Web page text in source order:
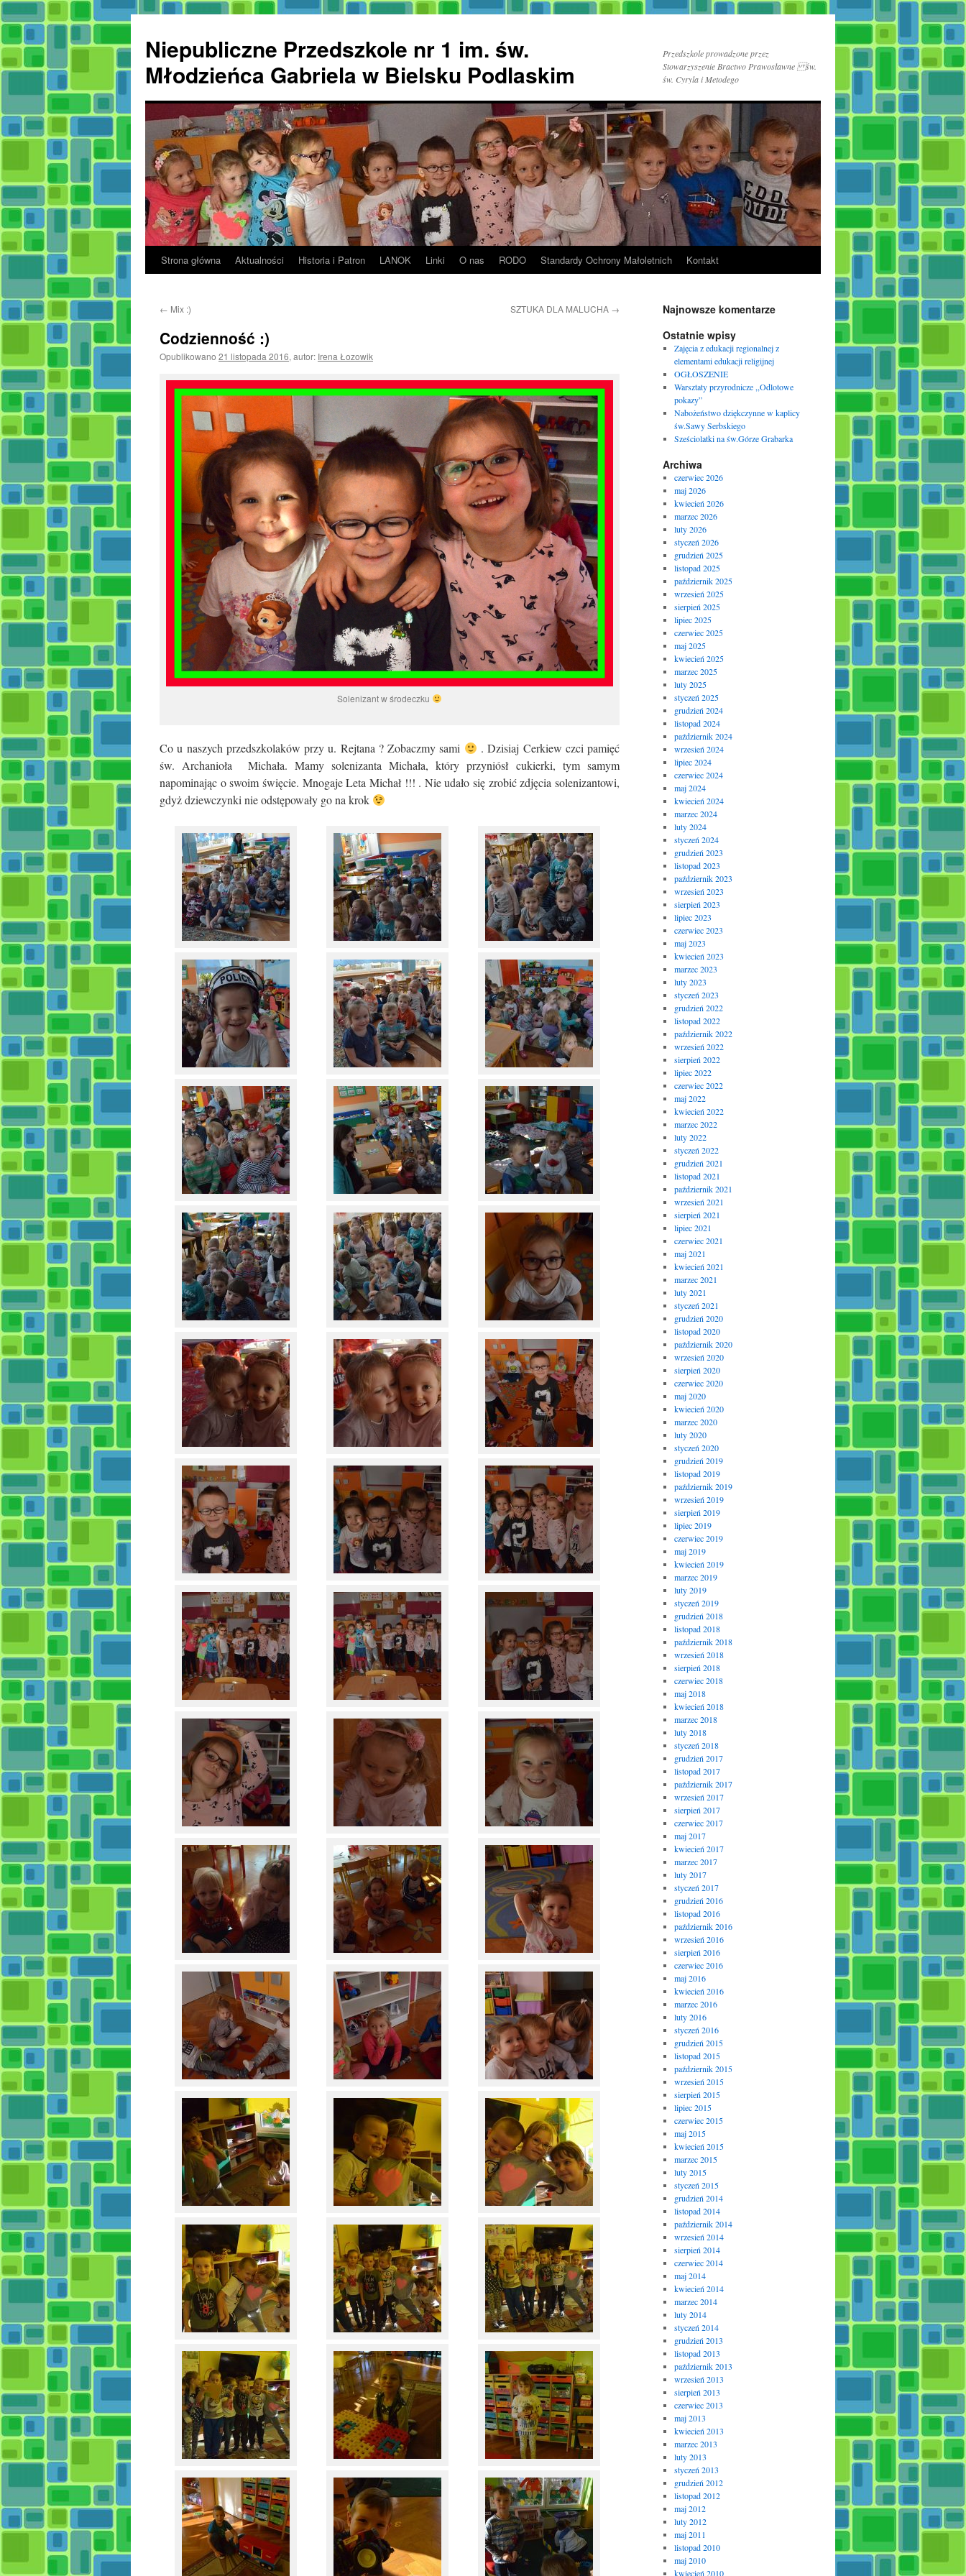
treści
Niepubliczne Przedszkole nr 1 im. św.
Młodzieńca Gabriela w Bielsku Podlaskim
Przedszkole prowadzone przez
Stowarzyszenie Bractwo Prawosławne św.
św. Cyryla i Metodego
Strona główna Aktualności Historia i Patron LANOK Linki O nas RODO Standardy Ochrony Małoletnich Kontakt
← Mix :) SZTUKA DLA MALUCHA →
Codzienność :)
Opublikowano 21 listopada 2016, autor: Irena Łozowik
Solenizant w środeczku
Co u naszych przedszkolaków przy u. Rejtana ? Zobaczmy sami
. Dzisiaj Cerkiew czci pamięć
św. Archanioła Michała. Mamy solenizanta Michała, który przyniósł cukierki, tym samym
napominając o swoim święcie. Mnogaje Leta Michał !!! . Nie udało się zrobić zdjęcia solenizantowi,
gdyż dziewczynki nie odstępowały go na krok
Najnowsze komentarze
Ostatnie wpisy
Zajęcia z edukacji regionalnej z
elementami edukacji religijnej
OGŁOSZENIE
Warsztaty przyrodnicze ,,Odlotowe
pokazy”
Nabożeństwo dziękczynne w kaplicy
św.Sawy Serbskiego
Sześciolatki na św.Górze Grabarka
Archiwa
czerwiec 2026
maj 2026
kwiecień 2026
marzec 2026
luty 2026
styczeń 2026
grudzień 2025
listopad 2025
październik 2025
wrzesień 2025
sierpień 2025
lipiec 2025
czerwiec 2025
maj 2025
kwiecień 2025
marzec 2025
luty 2025
styczeń 2025
grudzień 2024
listopad 2024
październik 2024
wrzesień 2024
lipiec 2024
czerwiec 2024
maj 2024
kwiecień 2024
marzec 2024
luty 2024
styczeń 2024
grudzień 2023
listopad 2023
październik 2023
wrzesień 2023
sierpień 2023
lipiec 2023
czerwiec 2023
maj 2023
kwiecień 2023
marzec 2023
luty 2023
styczeń 2023
grudzień 2022
listopad 2022
październik 2022
wrzesień 2022
sierpień 2022
lipiec 2022
czerwiec 2022
maj 2022
kwiecień 2022
marzec 2022
luty 2022
styczeń 2022
grudzień 2021
listopad 2021
październik 2021
wrzesień 2021
sierpień 2021
lipiec 2021
czerwiec 2021
maj 2021
kwiecień 2021
marzec 2021
luty 2021
styczeń 2021
grudzień 2020
listopad 2020
październik 2020
wrzesień 2020
sierpień 2020
czerwiec 2020
maj 2020
kwiecień 2020
marzec 2020
luty 2020
styczeń 2020
grudzień 2019
listopad 2019
październik 2019
wrzesień 2019
sierpień 2019
lipiec 2019
czerwiec 2019
maj 2019
kwiecień 2019
marzec 2019
luty 2019
styczeń 2019
grudzień 2018
listopad 2018
październik 2018
wrzesień 2018
sierpień 2018
czerwiec 2018
maj 2018
kwiecień 2018
marzec 2018
luty 2018
styczeń 2018
grudzień 2017
listopad 2017
październik 2017
wrzesień 2017
sierpień 2017
czerwiec 2017
maj 2017
kwiecień 2017
marzec 2017
luty 2017
styczeń 2017
grudzień 2016
listopad 2016
październik 2016
wrzesień 2016
sierpień 2016
czerwiec 2016
maj 2016
kwiecień 2016
marzec 2016
luty 2016
styczeń 2016
grudzień 2015
listopad 2015
październik 2015
wrzesień 2015
sierpień 2015
lipiec 2015
czerwiec 2015
maj 2015
kwiecień 2015
marzec 2015
luty 2015
styczeń 2015
grudzień 2014
listopad 2014
październik 2014
wrzesień 2014
sierpień 2014
czerwiec 2014
maj 2014
kwiecień 2014
marzec 2014
luty 2014
styczeń 2014
grudzień 2013
listopad 2013
październik 2013
wrzesień 2013
sierpień 2013
czerwiec 2013
maj 2013
kwiecień 2013
marzec 2013
luty 2013
styczeń 2013
grudzień 2012
listopad 2012
maj 2012
luty 2012
maj 2011
listopad 2010
maj 2010
kwiecień 2010